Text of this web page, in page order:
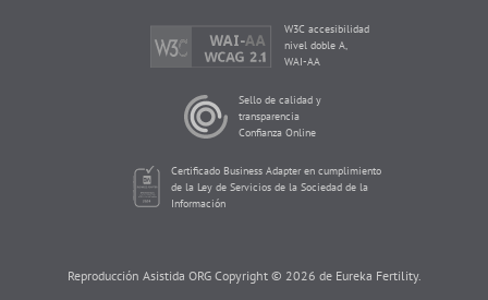
W3C accesibilidad
nivel doble A,
WAI-AA
Sello de calidad y
transparencia
Confianza Online
Certificado Business Adapter en cumplimiento
de la Ley de Servicios de la Sociedad de la
Información
Reproducción Asistida ORG Copyright © 2026 de Eureka Fertility.